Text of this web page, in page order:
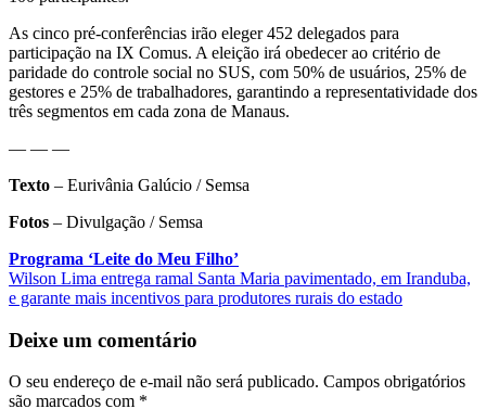
As cinco pré-conferências irão eleger 452 delegados para
participação na IX Comus. A eleição irá obedecer ao critério de
paridade do controle social no SUS, com 50% de usuários, 25% de
gestores e 25% de trabalhadores, garantindo a representatividade dos
três segmentos em cada zona de Manaus.
— — —
Texto – Eurivânia Galúcio / Semsa
Fotos – Divulgação / Semsa
Navegação
de
Programa ‘Leite do Meu Filho’
Wilson Lima entrega ramal Santa Maria pavimentado, em Iranduba,
e garante mais incentivos para produtores rurais do estado
Deixe um comentário
O seu endereço de e-mail não será publicado. Campos obrigatórios
são marcados com *